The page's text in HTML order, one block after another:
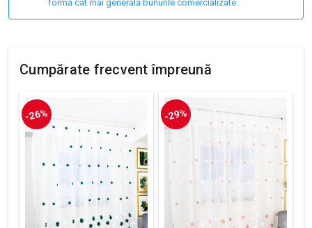
formă cât mai generală bunurile comercializate.
Cumpărate frecvent împreună
-26% -29%